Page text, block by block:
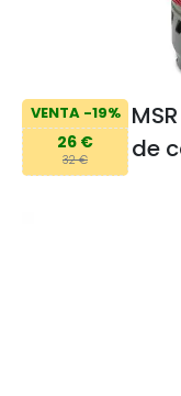
VENTA -19%
26 €
32 €
de